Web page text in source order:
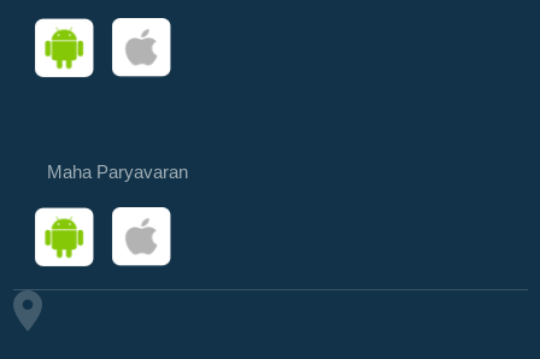
Maha Paryavaran